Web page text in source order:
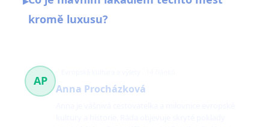
kromě luxusu?
AP
Anna Procházková